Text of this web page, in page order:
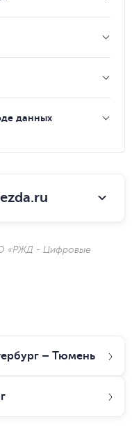
данных
«РЖД - Цифровые
– Тюмень